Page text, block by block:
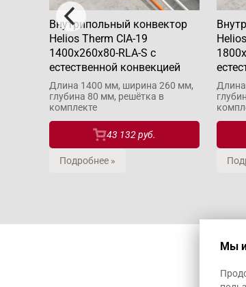
Внутрипольный конвектор
Helios Therm CIA-19
1400x260x80-RLA-S с
естественной конвекцией
Длина 1400 мм, ширина 260 мм,
глубина 80 мм, решётка в
комплекте
43 132 руб.
Подробнее »
Мы